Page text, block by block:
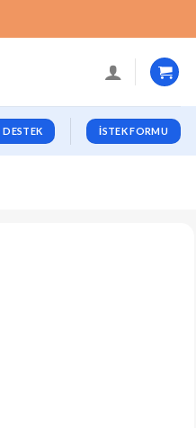
DESTEK İSTEK FORMU